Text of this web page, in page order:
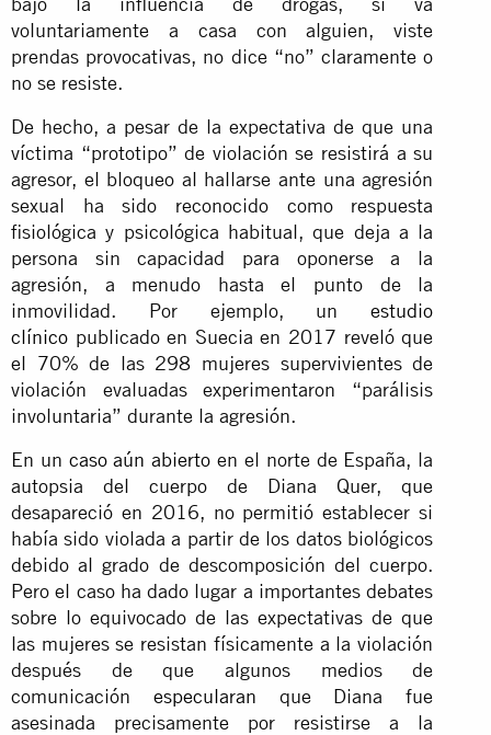
voluntariamente a casa con alguien, viste
prendas provocativas, no dice “no” claramente o
no se resiste.
De hecho, a pesar de la expectativa de que una
víctima “prototipo” de violación se resistirá a su
agresor, el bloqueo al hallarse ante una agresión
sexual ha sido reconocido como respuesta
fisiológica y psicológica habitual, que deja a la
persona sin capacidad para oponerse a la
agresión, a menudo hasta el punto de la
inmovilidad. Por ejemplo, unestudio
clínico publicado en Suecia en 2017 reveló que
el 70% de las 298 mujeres supervivientes de
violación evaluadas experimentaron “parálisis
involuntaria” durante la agresión.
En un caso aún abierto en el norte de España, la
autopsia del cuerpo de Diana Quer, que
desapareció en 2016, no permitió establecer si
había sido violada a partir de los datos biológicos
debido al grado de descomposición del cuerpo.
Pero el caso ha dado lugar a importantes debates
sobre lo equivocado de las expectativas de que
las mujeres se resistan físicamente a la violación
después de que algunos medios de
comunicación especularan que Diana fue
asesinada precisamente por resistirse a la